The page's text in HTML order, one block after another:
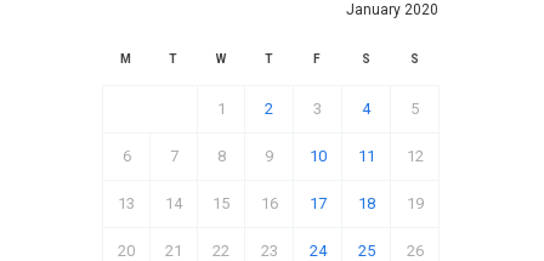
January 2020
M T W T F S S
1 2 3 4 5
6 7 8 9 10 11 12
13 14 15 16 17 18 19
20 21 22 23 24 25 26